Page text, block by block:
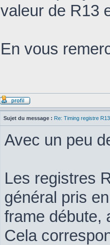
valeur de R13
En vous
Sujet du message : Re: Timing registre
Avec un peu
Les registres
général pris
frame débute,
Cela